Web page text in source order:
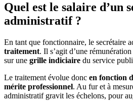
Quel est le salaire d’un
administratif ?
En tant que fonctionnaire, le secrétaire
traitement. Il s’agit d’une rémunération
sur une grille indiciaire du service
Le traitement évolue donc en fonction
mérite professionnel. Au fur et à
administratif gravit les échelons, pour